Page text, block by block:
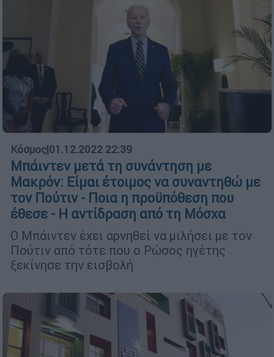
Κόσμος|01.12.2022 22:39
Μπάιντεν μετά τη συνάντηση με
Μακρόν: Είμαι έτοιμος να συναντηθώ με
τον Πούτιν - Ποια η προϋπόθεση που
έθεσε - H αντίδραση από τη Μόσχα
Ο Μπάιντεν έχει αρνηθεί να μιλήσει με τον
Πούτιν από τότε που ο Ρώσος ηγέτης
ξεκίνησε την εισβολή